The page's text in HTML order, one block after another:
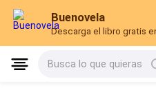
Buenovela
Descarga el libro gratis
Busca lo que quieras